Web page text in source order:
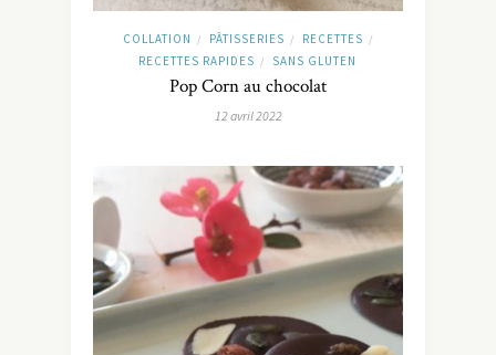
COLLATION / PÂTISSERIES / RECETTES /
RECETTES RAPIDES / SANS GLUTEN
Pop Corn au chocolat
12 avril 2022